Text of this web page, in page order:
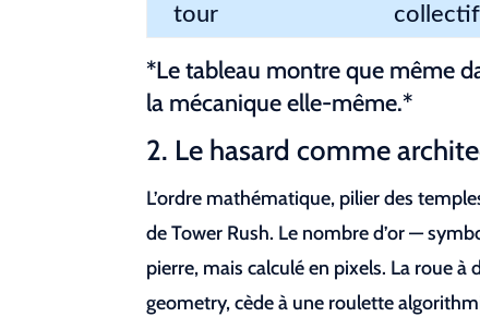
tour
collectif
*Le tableau montre que même
la mécanique elle-même.*
2. Le hasard comme
L’ordre mathématique, pilier des
de Tower Rush. Le nombre d’or —
pierre, mais calculé en pixels. La roue
geometry, cède à une roulette